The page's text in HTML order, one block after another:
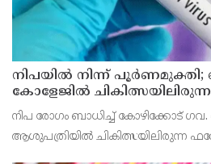
നിപയിൽ നിന്ന് പൂർണമുക്തി;
കോളേജിൽ ചികിത്സയിലിരുന്ന
മടങ്ങി
നിപ രോഗം ബാധിച്ച് കോഴിക്കോട്
ആശുപത്രിയിൽ ചികിത്സയിലിരുന്ന